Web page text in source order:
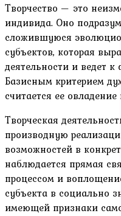
Творчество — это
индивида. Оно
сложившуюся
субъектов, которая
деятельности и ведет
Базисным критерием
считается ее
Творческая
производную
возможностей в
наблюдается прямая
процессом и
субъекта в социально
имеющей признаки